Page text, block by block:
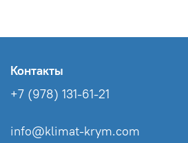
Контакты
+7 (978) 131-61-21
info@klimat-krym.com